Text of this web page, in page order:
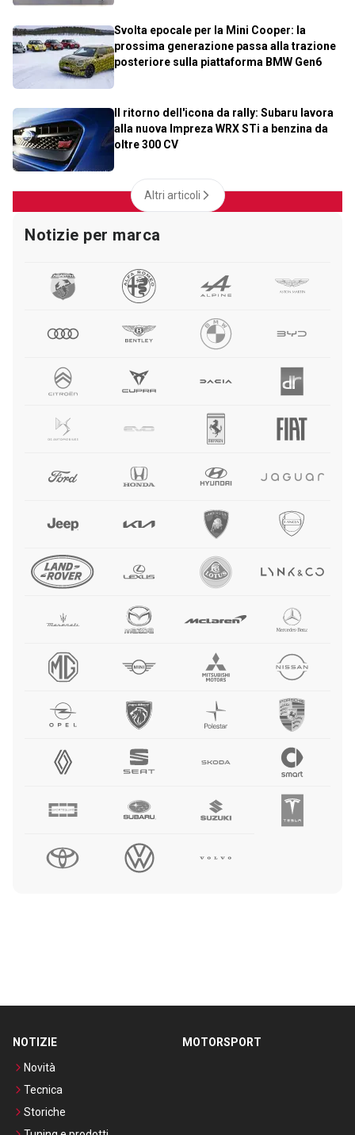
Svolta epocale per la Mini Cooper: la
prossima generazione passa alla trazione
posteriore sulla piattaforma BMW Gen6
Il ritorno dell'icona da rally: Subaru lavora
alla nuova Impreza WRX STi a benzina da
oltre 300 CV
Altri articoli
Notizie per marca
NOTIZIE
Novità
Tecnica
Storiche
MOTORSPORT